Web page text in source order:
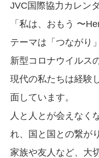
JVC国際協力カレン
「私は、おもう 〜
テーマは「つながり
新型コロナウイルス
現代の私たちは経験
面しています。
人と人とが会えなく
れ、国と国との繋が
家族や友人など、大